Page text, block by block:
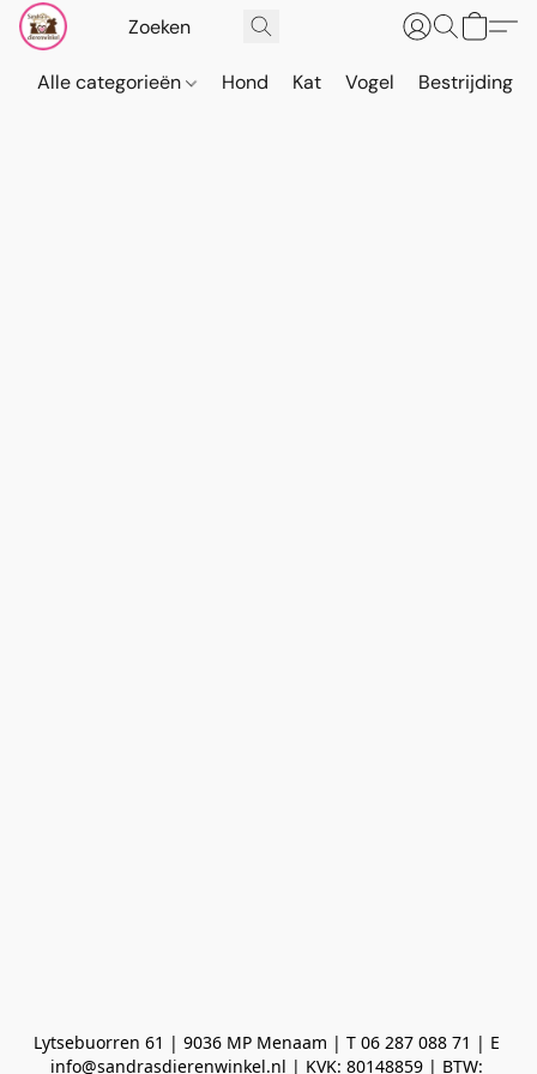
Alle categorieën Hond Kat Vogel Bestrijding
Lytsebuorren 61 | 9036 MP Menaam | T 06 287 088 71 | E
info@sandrasdierenwinkel.nl | KVK: 80148859 | BTW: